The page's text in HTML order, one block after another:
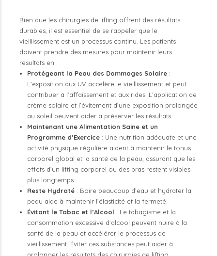
Bien que les chirurgies de lifting offrent des résultats
durables, il est essentiel de se rappeler que le
vieillissement est un processus continu. Les patients
doivent prendre des mesures pour maintenir leurs
résultats en :
Protégeant la Peau des Dommages Solaire:
L’exposition aux UV accélère le vieillissement et peut
contribuer à l’affaissement et aux rides. L’application de
crème solaire et l’évitement d’une exposition prolongée
au soleil peuvent aider à préserver les résultats.
Maintenant une Alimentation Saine et un
Programme d’Exercice: Une nutrition adéquate et une
activité physique régulière aident à maintenir le tonus
corporel global et la santé de la peau, assurant que les
effets d’un lifting corporel ou des bras restent visibles
plus longtemps.
Reste Hydraté: Boire beaucoup d’eau et hydrater la
peau aide à maintenir l’élasticité et la fermeté.
Évitant le Tabac et l’Alcool : Le tabagisme et la
consommation excessive d’alcool peuvent nuire à la
santé de la peau et accélérer le processus de
vieillissement. Éviter ces substances peut aider à